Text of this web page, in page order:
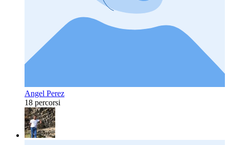
Angel Perez
18 percorsi